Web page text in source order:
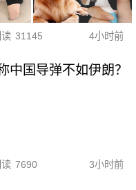
31145 4小时前
中国导弹不如伊朗？
7690 3小时前